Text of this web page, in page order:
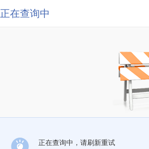
正在查询中
正在查询中，请刷新重试